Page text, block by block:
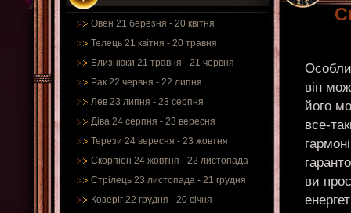
Овен 21 березня - 20 квітня
Телець 21 квітня - 20 травня
Близнюки 21 травня - 21 червня
Рак 22 червня - 22 липня
Лев 23 липня - 23 серпня
Діва 24 серпня - 23 вересня
Терези 24 вересня - 23 жовтня
Скорпіон 24 жовтня - 22 листопада
Стрілець 23 листопада - 21 грудня
Козеріг 22 грудня - 20 січня
він
його
все-
ви